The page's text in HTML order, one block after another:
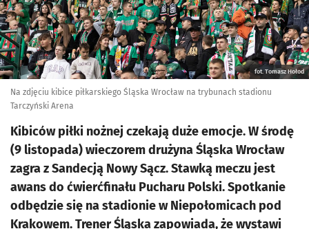
fot. Tomasz Hołod
Na zdjęciu kibice piłkarskiego Śląska Wrocław na trybunach stadionu
Tarczyński Arena
Kibiców piłki nożnej czekają duże emocje. W środę
(9 listopada) wieczorem drużyna Śląska Wrocław
zagra z Sandecją Nowy Sącz. Stawką meczu jest
awans do ćwierćfinału Pucharu Polski. Spotkanie
odbędzie się na stadionie w Niepołomicach pod
Krakowem. Trener Śląska zapowiada, że wystawi